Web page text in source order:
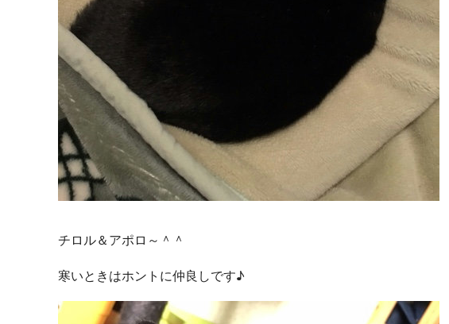
チロル＆アポロ～＾＾
寒いときはホントに仲良しです♪